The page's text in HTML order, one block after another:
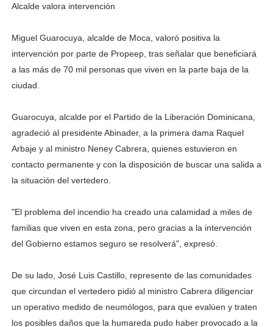
Alcalde valora intervención
Miguel Guarocuya, alcalde de Moca, valoró positiva la
intervención por parte de Propeep, tras señalar que beneficiará
a las más de 70 mil personas que viven en la parte baja de la
ciudad.
Guarocuya, alcalde por el Partido de la Liberación Dominicana,
agradeció al presidente Abinader, a la primera dama Raquel
Arbaje y al ministro Neney Cabrera, quienes estuvieron en
contacto permanente y con la disposición de buscar una salida a
la situación del vertedero.
"El problema del incendio ha creado una calamidad a miles de
familias que viven en esta zona, pero gracias a la intervención
del Gobierno estamos seguro se resolverá", expresó.
De su lado, José Luis Castillo, represente de las comunidades
que circundan el vertedero pidió al ministro Cabrera diligenciar
un operativo medido de neumólogos, para que evalúen y traten
los posibles daños que la humareda pudo haber provocado a la